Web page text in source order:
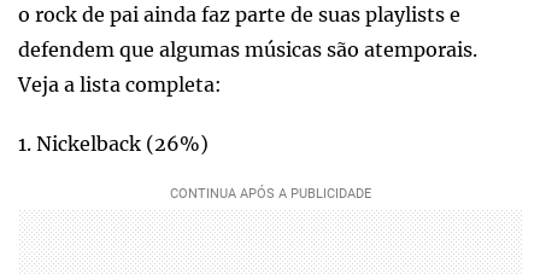
o rock de pai ainda faz parte de suas playlists e
defendem que algumas músicas são atemporais.
Veja a lista completa:
1. Nickelback (26%)